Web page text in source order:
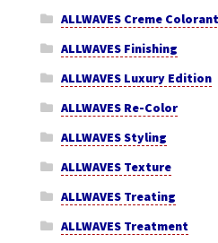
ALLWAVES Creme
ALLWAVES Finishing
ALLWAVES Luxury Edition
ALLWAVES Re-Color
ALLWAVES Styling
ALLWAVES Texture
ALLWAVES Treating
ALLWAVES Treatment